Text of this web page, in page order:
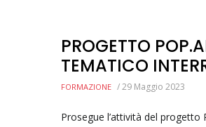
PROGETTO
TEMATICO
FORMAZIONE /29 Maggio 2023
Prosegue l’attività del